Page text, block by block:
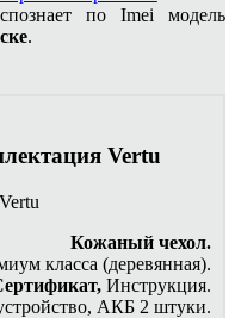
по Imei модель
.
Vertu
Кожаный чехол.
класса (деревянная).
Инструкция.
АКБ 2 штуки.